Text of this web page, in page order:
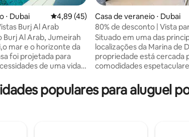
de 5, 4 avaliações
⋅ Dubai 4,89 de uma avaliação média de 5, 45
4,89 (45)
Burj Al Arab
Burj Al Arab, Jumeirah
mar e o horizonte da
foi projetada para
de uma vida
a flexibilidade de ter
e também opções de
Casa de veraneio ⋅ Dubai
80% de desconto | Vista
beira-mar | JBR Beach
Situado em uma das
localizações da Marina de
propriedade está cercada
comodidades
iate ao redor; leva apenas
para chegar à praia, ao
e Geladeira). A
populares para aluguel